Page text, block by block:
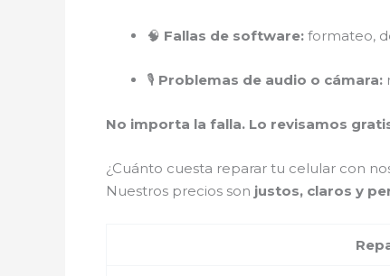
🧠 Fallas de software: formateo,
🎙️ Problemas de audio o cámara:
No importa la falla. Lo revisamos
¿Cuánto cuesta reparar tu celular con
Nuestros precios son justos, claros y